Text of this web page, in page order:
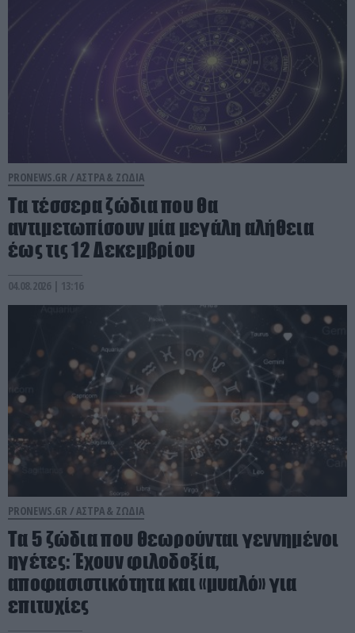
PRONEWS.GR /ΑΣΤΡΑ & ΖΩΔΙΑ
Τα τέσσερα ζώδια που θα
αντιμετωπίσουν μία μεγάλη αλήθεια
έως τις 12 Δεκεμβρίου
04.08.2026 | 13:16
PRONEWS.GR /ΑΣΤΡΑ & ΖΩΔΙΑ
Τα 5 ζώδια που θεωρούνται γεννημένοι
ηγέτες: Έχουν φιλοδοξία,
αποφασιστικότητα και «μυαλό» για
επιτυχίες